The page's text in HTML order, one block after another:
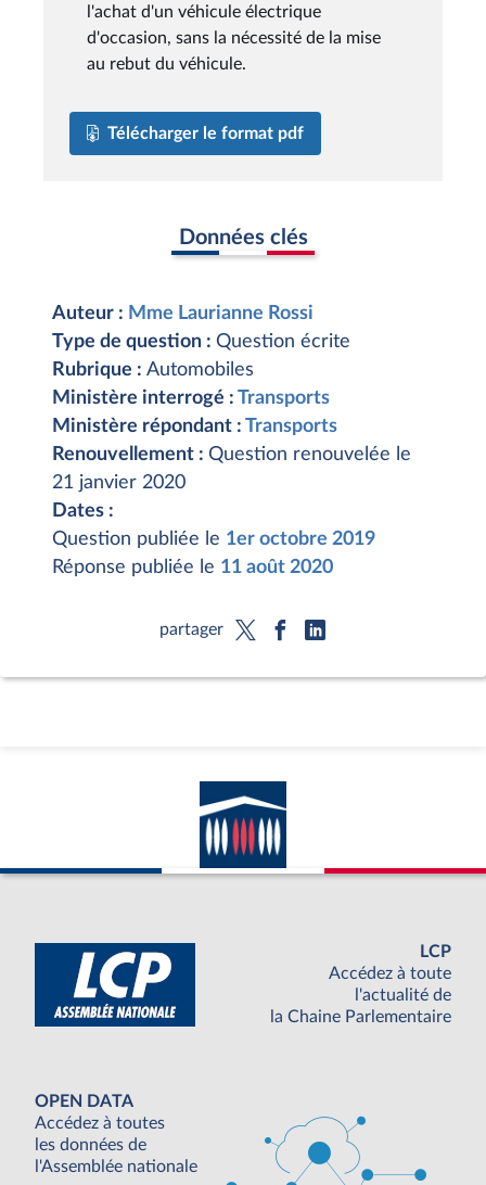
l'achat d'un véhicule électrique
d'occasion, sans la nécessité de la mise
au rebut du véhicule.
Télécharger le format pdf
Données clés
Auteur : Mme Laurianne Rossi
Type de question : Question écrite
Rubrique : Automobiles
Ministère interrogé : Transports
Ministère répondant : Transports
Renouvellement : Question renouvelée le
21 janvier 2020
Dates :
Question publiée le 1er octobre 2019
Réponse publiée le 11 août 2020
partager
LCP
Accédez à toute
l'actualité de
la Chaine Parlementaire
OPEN DATA
Accédez à toutes
les données de
l'Assemblée nationale